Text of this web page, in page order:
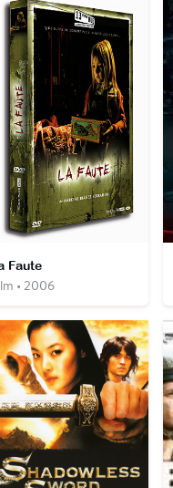
Faute
• 2006